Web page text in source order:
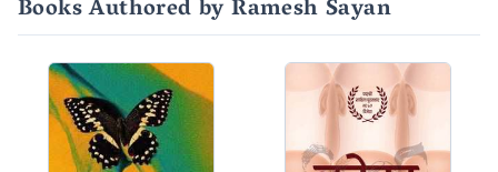
Books Authored by Ramesh Sayan